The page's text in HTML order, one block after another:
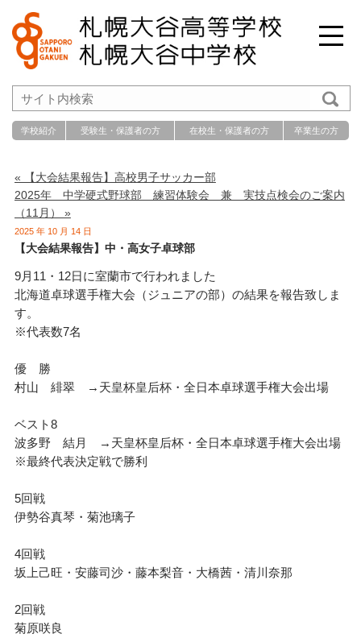
学校紹介 受験生・保護者の方 在校生・保護者の方 卒業生の方
« 【大会結果報告】高校男子サッカー部
2025年 中学硬式野球部 練習体験会 兼 実技点検会のご案内
（11月） »
2025 年 10 月 14 日
【大会結果報告】中・高女子卓球部
9月11・12日に室蘭市で行われました
北海道卓球選手権大会（ジュニアの部）の結果を報告致しま
す。
※代表数7名
優 勝
村山 緋翠 →天皇杯皇后杯・全日本卓球選手権大会出場
ベスト8
波多野 結月 →天皇杯皇后杯・全日本卓球選手権大会出場
※最終代表決定戦で勝利
5回戦
伊勢谷真琴・菊池璃子
4回戦
坂上己旺・安藤司沙・藤本梨音・大橋茜・清川奈那
2回戦
菊原咲良